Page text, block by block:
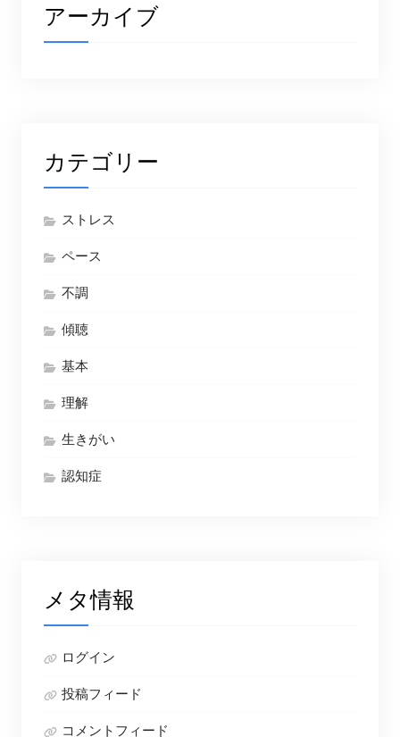
アーカイブ
カテゴリー
ストレス
ペース
不調
傾聴
基本
理解
生きがい
認知症
メタ情報
ログイン
投稿フィード
コメントフィード